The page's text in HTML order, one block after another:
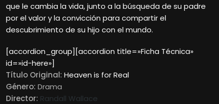
que le cambia la vida, junto a la búsqueda de su padre
por el valor y la convicción para compartir el
descubrimiento de su hijo con el mundo.
[accordion_group][accordion title=»Ficha Técnica»
id=»id-here»]
Título Original: Heaven is for Real
Género: Drama
Director: Randall Wallace